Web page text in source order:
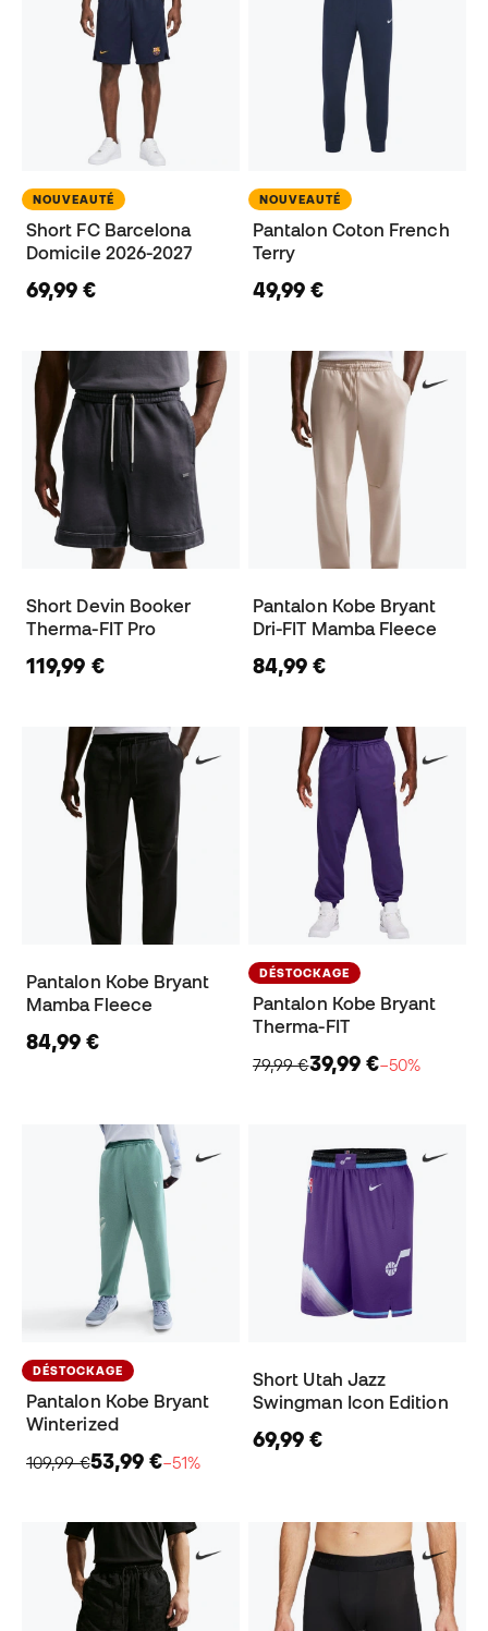
NOUVEAUTÉ
Short FC Barcelona
Domicile 2026-2027
69,99 €
NOUVEAUTÉ
Pantalon Coton French
Terry
49,99 €
Short Devin Booker
Therma-FIT Pro
119,99 €
Pantalon Kobe Bryant
Dri-FIT Mamba Fleece
84,99 €
Pantalon Kobe Bryant
Mamba Fleece
84,99 €
DÉSTOCKAGE
Pantalon Kobe Bryant
Therma-FIT
79,99 €39,99 €−50%
DÉSTOCKAGE
Pantalon Kobe Bryant
Winterized
109,99 €53,99 €−51%
Short Utah Jazz
Swingman Icon Edition
69,99 €